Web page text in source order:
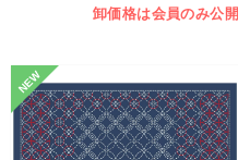
卸価格は会員のみ公開
NEW